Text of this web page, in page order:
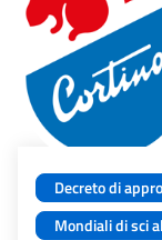
Decreto di
Mondiali di sci